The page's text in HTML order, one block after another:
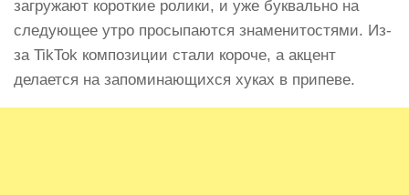
загружают короткие ролики, и уже буквально на
следующее утро просыпаются знаменитостями. Из-
за TikTok композиции стали короче, а акцент
делается на запоминающихся хуках в припеве.